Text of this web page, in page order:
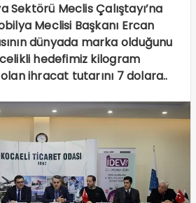
Sektörü Meclis Çalıştayı’na
Meclisi Başkanı Ercan
dünyada marka olduğunu
hedefimiz kilogram
ihracat tutarını 7 dolara..